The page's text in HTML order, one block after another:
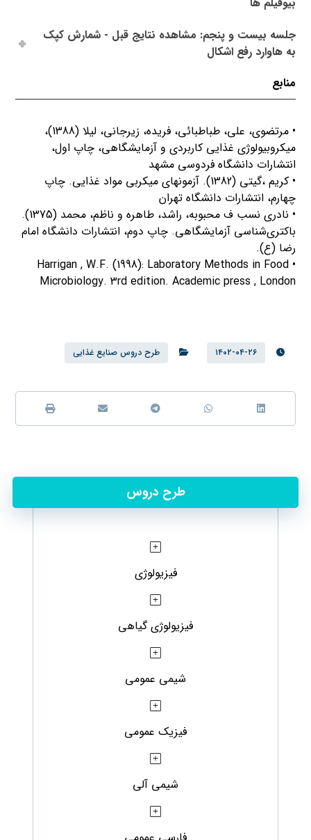
جلسه بیست و پنجم: مشاهده نتایج قبل - شمارش کپک
به هاوارد رفع اشکال
منابع
• مرتضوی، علی، طباطبائی، فریده، زیرجانی، لیلا (1388)،
میکروبیولوژی غذایی کاربردی و آزمایشگاهی، چاپ اول،
انتشارات دانشگاه فردوسی مشهد
• کریم ،گیتی (1382). آزمونهای میکربی مواد غذایی. چاپ
چهارم، انتشارات دانشگاه تهران
• نادری نسب ف محبوبه، راشد، طاهره و ناظم، محمد (1375).
باکتری‌شناسی آزمایشگاهی. چاپ دوم، انتشارات دانشگاه امام
رضا (ع).
• Harrigan , W.F. (1998): Laboratory Methods in Food
Microbiology. 3rd edition. Academic press , London
۱۴۰۲-۰۴-۲۶ طرح دروس صنایع غذایی
طرح دروس
فیزیولوژی
فیزیولوژی گیاهی
شیمی عمومی
فیزیک عمومی
شیمی آلی